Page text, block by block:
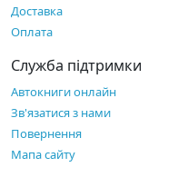
Доставка
Оплата
Служба підтримки
Автокниги онлайн
Зв'язатися з нами
Повернення
Мапа сайту